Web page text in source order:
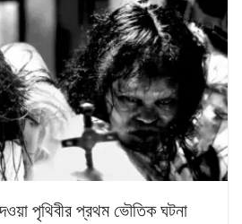
পৃথিবীর প্রথম ভৌতিক ঘটনা